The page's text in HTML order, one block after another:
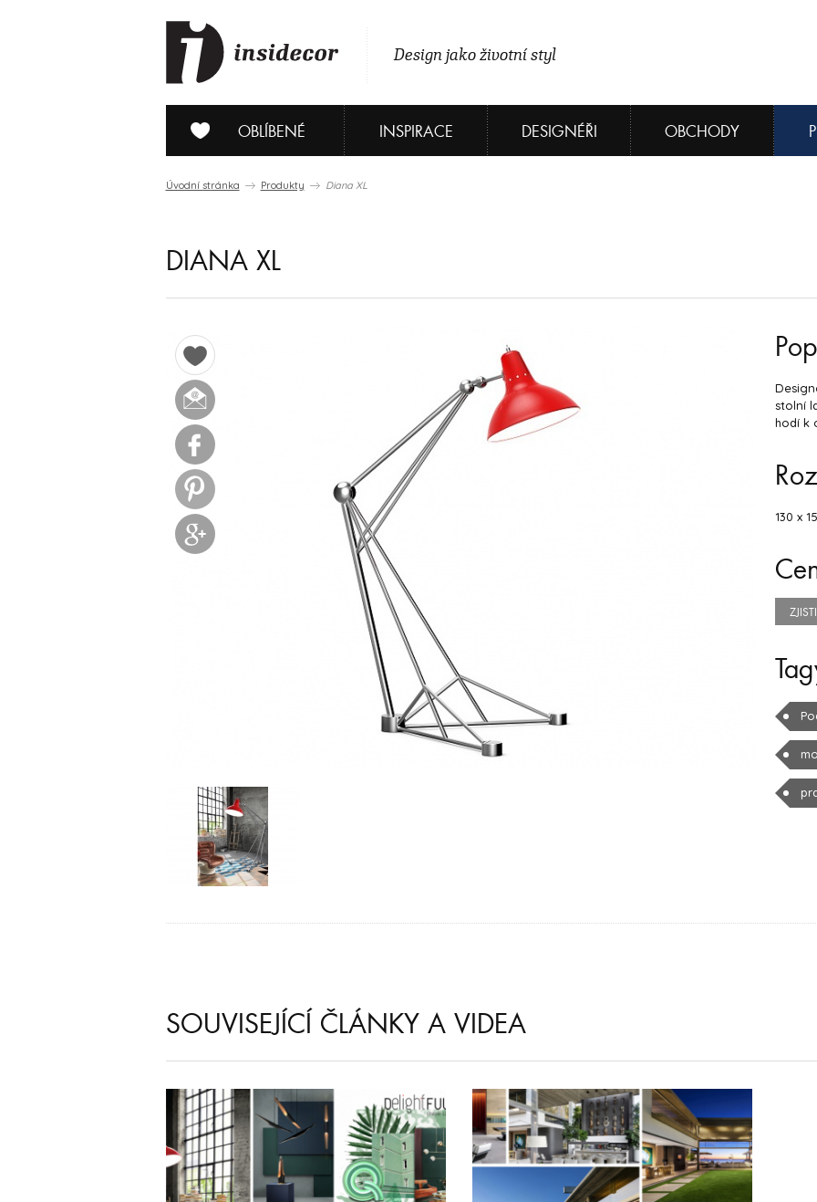
Design jako životní styl
OBLÍBENÉ INSPIRACE DESIGNÉŘI OBCHODY
Úvodní stránka Produkty Diana XL
DIANA XL
stolní
hodí k
130 x
SOUVISEJÍCÍ ČLÁNKY A VIDEA